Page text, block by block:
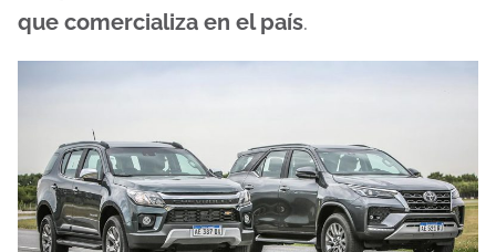
que comercializa en el país.